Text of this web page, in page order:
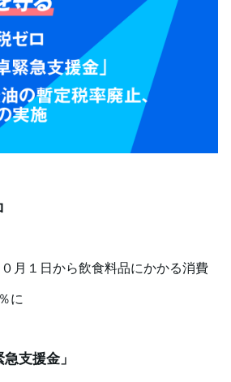
月１日から飲食料品にかかる消費
に
支援金」